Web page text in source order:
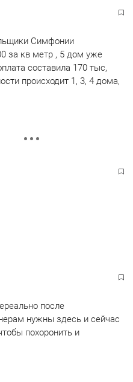
Симфонии
за кв метр , 5 дом уже
составила 170 тыс,
происходит 1, 3, 4 дома,
после
нужны здесь и сейчас
похоронить и